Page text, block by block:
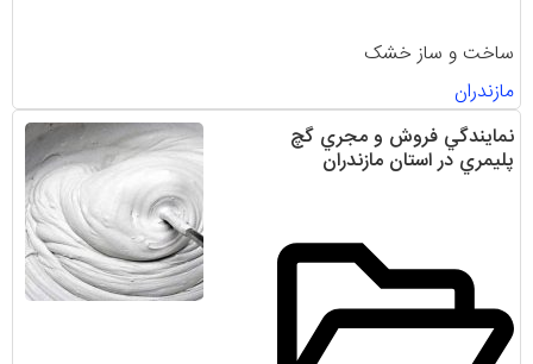
ساخت و ساز خشک
مازندران
نمايندگي فروش و مجري گچ
پليمري در استان مازندران